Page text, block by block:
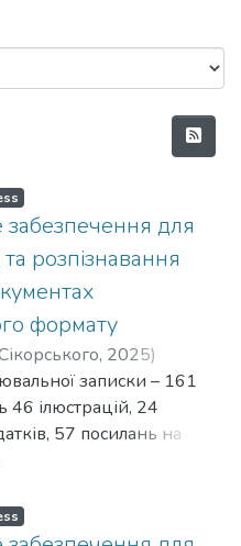
для
розпізнавання
формату
, 2025)
Леонідівна;Крамар,
записки – 161
46 ілюстрацій, 24
57 посилань на
зростанням обсягів
зокрема